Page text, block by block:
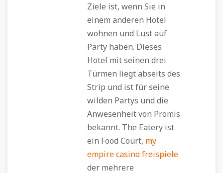
Ziele ist, wenn Sie in
einem anderen Hotel
wohnen und Lust auf
Party haben. Dieses
Hotel mit seinen drei
Türmen liegt abseits des
Strip und ist für seine
wilden Partys und die
Anwesenheit von Promis
bekannt. The Eatery ist
ein Food Court, my
empire casino freispiele
der mehrere